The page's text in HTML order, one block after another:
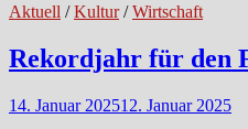
Aktuell /Kultur/Wirtschaft
Rekordjahr für den
14. Januar 202512. Januar 2025